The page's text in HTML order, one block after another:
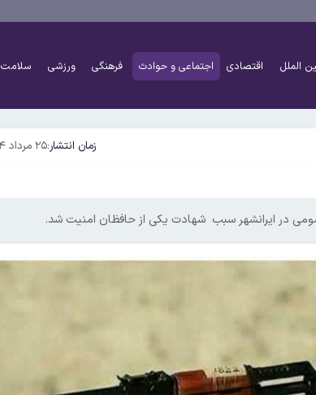
الملل اقتصادی اجتماعی و حوادث فرهنگی ورزشی سلامت
زمان انتشار:۲۵ مرداد ۱۴۰۴
در ایرانشهر سبب شهادت یکی از حافظان امنیت شد.